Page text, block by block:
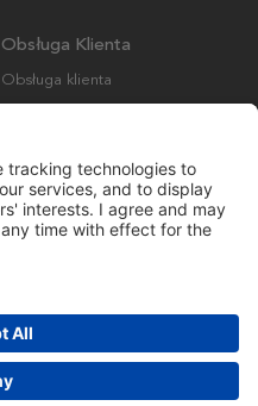
Obsługa Klienta
Obsługa klienta
Wysyłka i Dostawa